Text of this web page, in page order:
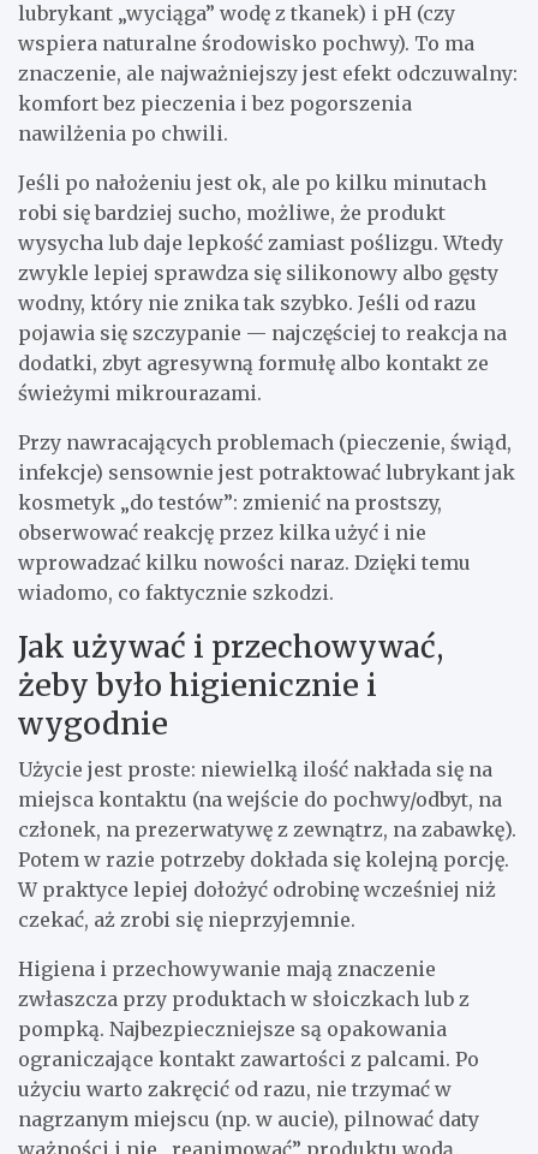
lubrykant „wyciąga” wodę z tkanek) i pH (czy
wspiera naturalne środowisko pochwy). To ma
znaczenie, ale najważniejszy jest efekt odczuwalny:
komfort bez pieczenia i bez pogorszenia
nawilżenia po chwili.
Jeśli po nałożeniu jest ok, ale po kilku minutach
robi się bardziej sucho, możliwe, że produkt
wysycha lub daje lepkość zamiast poślizgu. Wtedy
zwykle lepiej sprawdza się silikonowy albo gęsty
wodny, który nie znika tak szybko. Jeśli od razu
pojawia się szczypanie — najczęściej to reakcja na
dodatki, zbyt agresywną formułę albo kontakt ze
świeżymi mikrourazami.
Przy nawracających problemach (pieczenie, świąd,
infekcje) sensownie jest potraktować lubrykant jak
kosmetyk „do testów”: zmienić na prostszy,
obserwować reakcję przez kilka użyć i nie
wprowadzać kilku nowości naraz. Dzięki temu
wiadomo, co faktycznie szkodzi.
Jak używać i przechowywać,
żeby było higienicznie i
wygodnie
Użycie jest proste: niewielką ilość nakłada się na
miejsca kontaktu (na wejście do pochwy/odbyt, na
członek, na prezerwatywę z zewnątrz, na zabawkę).
Potem w razie potrzeby dokłada się kolejną porcję.
W praktyce lepiej dołożyć odrobinę wcześniej niż
czekać, aż zrobi się nieprzyjemnie.
Higiena i przechowywanie mają znaczenie
zwłaszcza przy produktach w słoiczkach lub z
pompką. Najbezpieczniejsze są opakowania
ograniczające kontakt zawartości z palcami. Po
użyciu warto zakręcić od razu, nie trzymać w
nagrzanym miejscu (np. w aucie), pilnować daty